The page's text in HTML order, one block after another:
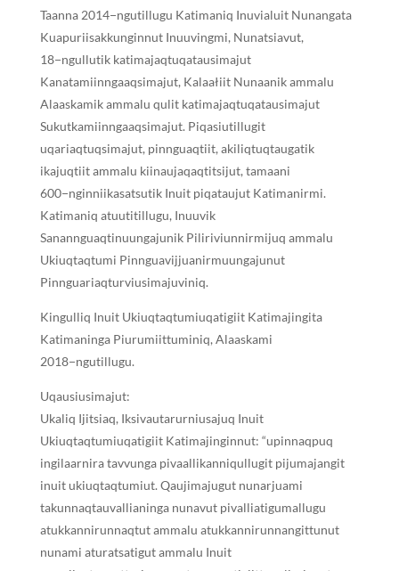
Taanna 2014−ngutillugu Katimaniq Inuvialuit Nunangata
Kuapuriisakkunginnut Inuuvingmi, Nunatsiavut,
18−ngullutik katimajaqtuqatausimajut
Kanatamiinngaaqsimajut, Kalaałiit Nunaanik ammalu
Alaaskamik ammalu qulit katimajaqtuqatausimajut
Sukutkamiinngaaqsimajut. Piqasiutillugit
uqariaqtuqsimajut, pinnguaqtiit, akiliqtuqtaugatik
ikajuqtiit ammalu kiinaujaqaqtitsijut, tamaani
600−nginniikasatsutik Inuit piqataujut Katimanirmi.
Katimaniq atuutitillugu, Inuuvik
Sanannguaqtinuungajunik Piliriviunnirmijuq ammalu
Ukiuqtaqtumi Pinnguavijjuanirmuungajunut
Pinnguariaqturviusimajuviniq.
Kingulliq Inuit Ukiuqtaqtumiuqatigiit Katimajingita
Katimaninga Piurumiittuminiq, Alaaskami
2018−ngutillugu.
Uqausiusimajut:
Ukaliq Ijitsiaq, Iksivautarurniusajuq Inuit
Ukiuqtaqtumiuqatigiit Katimajinginnut: “upinnaqpuq
ingilaarnira tavvunga pivaallikanniqullugit pijumajangit
inuit ukiuqtaqtumiut. Qaujimajugut nunarjuami
takunnaqtauvallianinga nunavut pivalliatigumallugu
atukkannirunnaqtut ammalu atukkannirunnangittunut
nunami aturatsatigut ammalu Inuit